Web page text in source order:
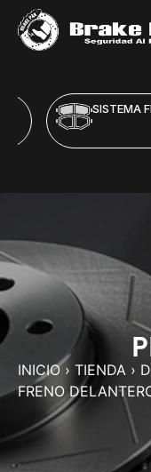
SISTEMA
INICIO› TIENDA ›
FRENO